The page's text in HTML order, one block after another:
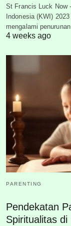
St Francis Luck Now
Indonesia (KWI)
mengalami
4 weeks ago
PARENTING
Pendekatan
Spiritualitas